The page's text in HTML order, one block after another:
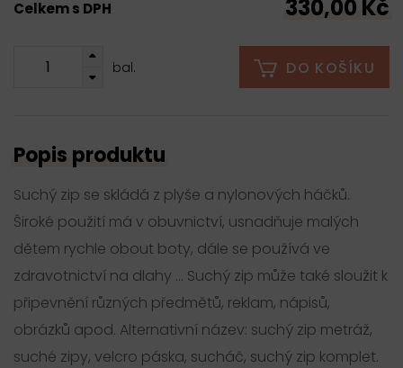
Celkem s DPH 330,00 Kč
bal. DO KOŠÍKU
Popis produktu
Suchý zip se skládá z plyše a nylonových háčků.
Široké použití má v obuvnictví, usnadňuje malých
dětem rychle obout boty, dále se používá ve
zdravotnictví na dlahy ... Suchý zip může také sloužit k
připevnění různých předmětů, reklam, nápisů,
obrázků apod. Alternativní název: suchý zip metráž,
suché zipy, velcro páska, sucháč, suchý zip komplet.